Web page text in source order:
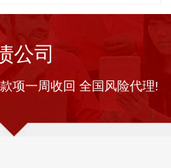
公司
项一周收回 全国风险代理!